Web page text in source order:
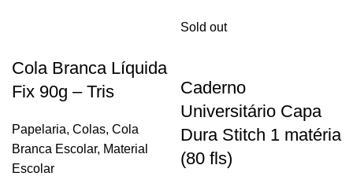
Cola Branca Líquida
Fix 90g – Tris
Papelaria, Colas, Cola
Branca Escolar, Material
Escolar
Sold out
Caderno
Universitário Capa
Dura Stitch 1 matéria
(80 fls)